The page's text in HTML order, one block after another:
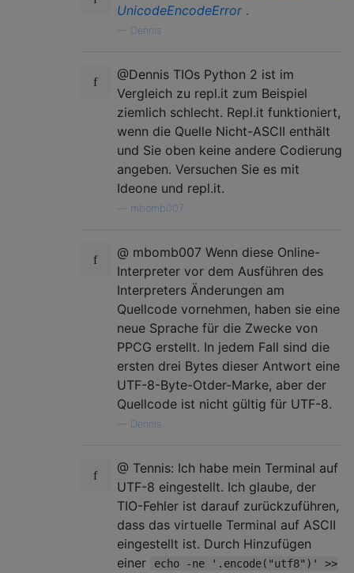
UnicodeEncodeError.
Dennis
@Dennis TIOs Python 2 ist im
Vergleich zu repl.it zum Beispiel
ziemlich schlecht. Repl.it funktioniert,
wenn die Quelle Nicht-ASCII enthält
und Sie oben keine andere Codierung
angeben. Versuchen Sie es mit
Ideone und repl.it.
mbomb007
@ mbomb007 Wenn diese Online-
Interpreter vor dem Ausführen des
Interpreters Änderungen am
Quellcode vornehmen, haben sie eine
neue Sprache für die Zwecke von
PPCG erstellt. In jedem Fall sind die
ersten drei Bytes dieser Antwort eine
UTF-8-Byte-Otder-Marke, aber der
Quellcode ist nicht gültig für UTF-8.
Dennis
@ Tennis: Ich habe mein Terminal auf
UTF-8 eingestellt. Ich glaube, der
TIO-Fehler ist darauf zurückzuführen,
dass das virtuelle Terminal auf ASCII
eingestellt ist. Durch Hinzufügen
einer
echo -ne '.encode("utf8")' >>